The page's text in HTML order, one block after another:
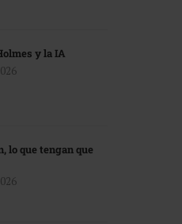
y la IA
lo que tengan que